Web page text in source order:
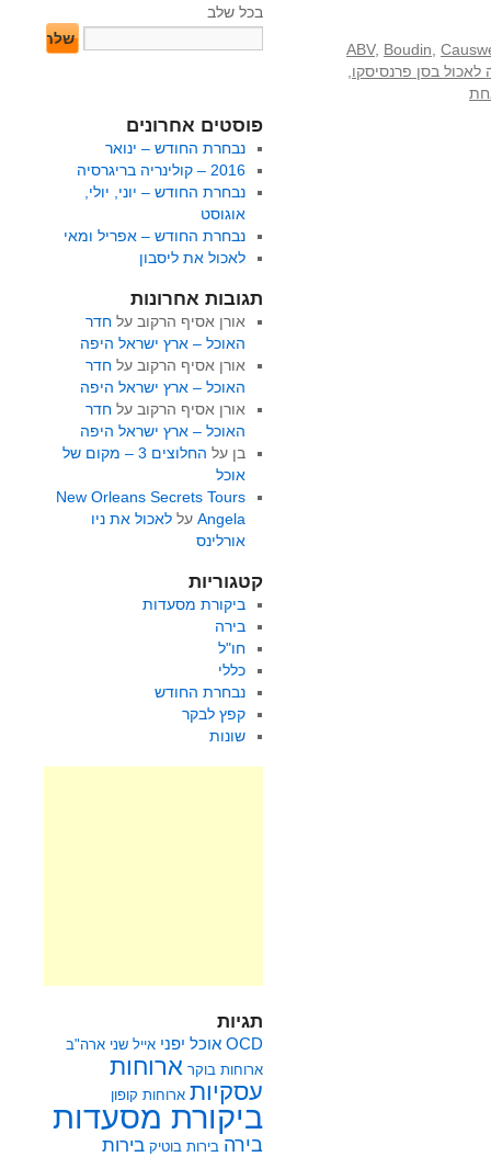
ABV, Boudin
לאכול בסן פרנסיסקו
בכל שלב
פוסטים אחרונים
נבחרת החודש – ינואר
2016 – קולינריה בריגרסיה
נבחרת החודש – יוני, יולי,
אוגוסט
נבחרת החודש – אפריל ומאי
לאכול את ליסבון
תגובות אחרונות
אורן אסיף הרקוב על חדר
האוכל – ארץ ישראל היפה
אורן אסיף הרקוב על חדר
האוכל – ארץ ישראל היפה
אורן אסיף הרקוב על חדר
האוכל – ארץ ישראל היפה
בן על
החלוצים 3 – מקום של
אוכל
New Orleans Secrets Tours
Angelaעל לאכול את ניו
אורלינס
קטגוריות
ביקורת מסעדות
בירה
חו"ל
כללי
נבחרת החודש
קפץ לבקר
שונות
תגיות
OCD אוכל יפני אייל שני ארה"ב
ארוחות בוקר ארוחות
עסקיות ארוחות קופון
ביקורת מסעדות
בירה בירות בוטיק בירות